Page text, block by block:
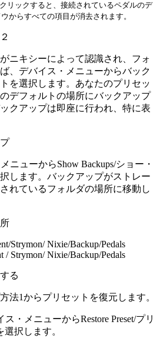
リックすると、接続されているペダルのデ
からすべての項目が消去されます。
ニキシーによって認識され、フォ
、デバイス・メニューからバック
を選択します。あなたのプリセッ
デフォルトの場所にバックアップ
クアップは即座に行われ、特に表
ニューからShow Backups/ショー・
します。バックアップがストレー
れているフォルダの場所に移動し
Strymon/ Nixie/Backup/Pedals
/ Strymon/ Nixie/Backup/Pedals
る
法1からプリセットを復元します。
ス・メニューからRestore Preset/プリ
択します。